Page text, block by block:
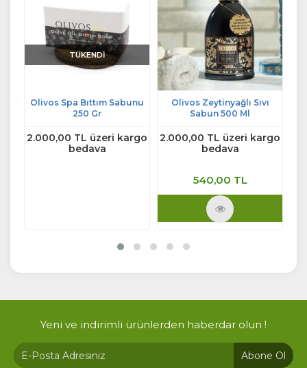
TÜKENDİ
Olivos Spa Bıttım Sabunu
250 Gr
2.000,00 TL üzeri kargo
bedava
Olivos Zeytinyağlı Sıvı
Sabun 500 Ml
2.000,00 TL üzeri kargo
bedava
540,00 TL
Yeni ve indirimli ürünlerden haberdar olun !
Abone Ol